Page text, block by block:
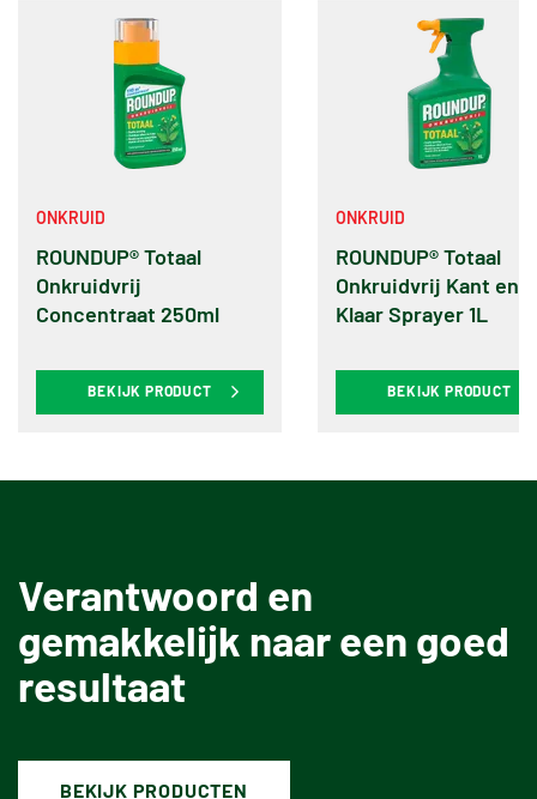
ONKRUID
ROUNDUP® Totaal
Onkruidvrij
Concentraat 250ml
BEKIJK PRODUCT
ONKRUID
ROUNDUP® Totaal
Onkruidvrij Kant en
Klaar Sprayer 1L
BEKIJK PRODUCT
Verantwoord en
gemakkelijk naar een goed
resultaat
BEKIJK PRODUCTEN